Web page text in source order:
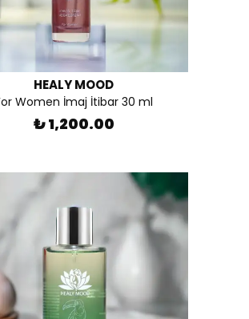
HEALY MOOD
Women İmaj İtibar 30 ml
₺ 1,200.00